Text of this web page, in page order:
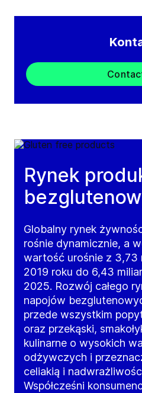
Rynek
Globalny rynek
rośnie dynamicznie, a
wartość urośnie z 3,73
2019 roku do 6,43
2025. Rozwój całego
napojów
przede wszystkim
oraz przekąski,
kulinarne o wysokich
odżywczych i
celiakią i
Współcześni